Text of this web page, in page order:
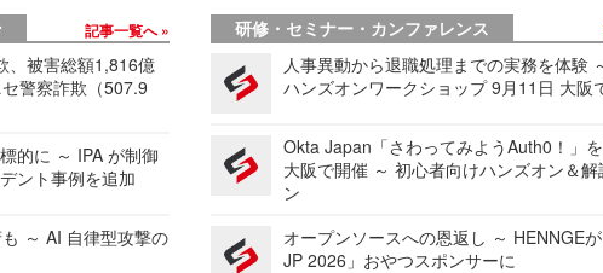
記事一覧へ
、被害総額1,816億
警察詐欺（507.9
的に ～ IPA が制御
ント事例を追加
～ AI 自律型攻撃の
研修・セミナー・カンファレンス
人事異動から退職処理までの実務を体験
ハンズオンワークショップ 9月11日 大阪
Okta Japan「さわってみようAuth0！」
大阪で開催 ～ 初心者向けハンズオン＆解
ン
オープンソースへの恩返し ～ HENNGE
JP 2026」おやつスポンサーに